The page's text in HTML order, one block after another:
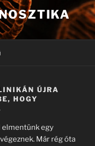
ÚJRA
HOGY
egy
Már rég óta